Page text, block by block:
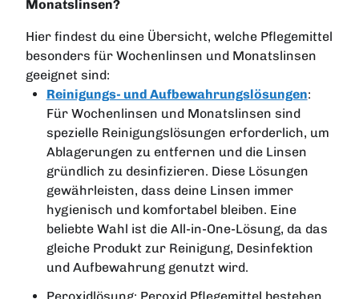
Monatslinsen?
Hier findest du eine Übersicht, welche Pflegemittel
besonders für Wochenlinsen und Monatslinsen
geeignet sind:
Reinigungs- und Aufbewahrungslösungen:
Für Wochenlinsen und Monatslinsen sind
spezielle Reinigungslösungen erforderlich, um
Ablagerungen zu entfernen und die Linsen
gründlich zu desinfizieren. Diese Lösungen
gewährleisten, dass deine Linsen immer
hygienisch und komfortabel bleiben. Eine
beliebte Wahl ist die All-in-One-Lösung, da das
gleiche Produkt zur Reinigung, Desinfektion
und Aufbewahrung genutzt wird.